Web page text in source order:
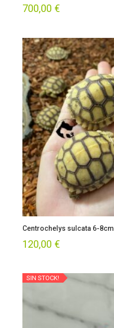
700,00 €
Centrochelys sulcata 6-8cm
120,00 €
SIN STOCK!